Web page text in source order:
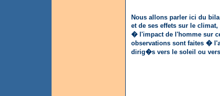
Nous allons parler ici du
et de ses effets sur le
� l'impact de l'homme sur
observations sont faites �
dirig�s vers le soleil ou